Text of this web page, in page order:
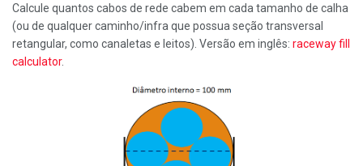
Calcule quantos cabos de rede cabem em cada tamanho de calha
(ou de qualquer caminho/infra que possua seção transversal
retangular, como canaletas e leitos). Versão em inglês: raceway fill
calculator.